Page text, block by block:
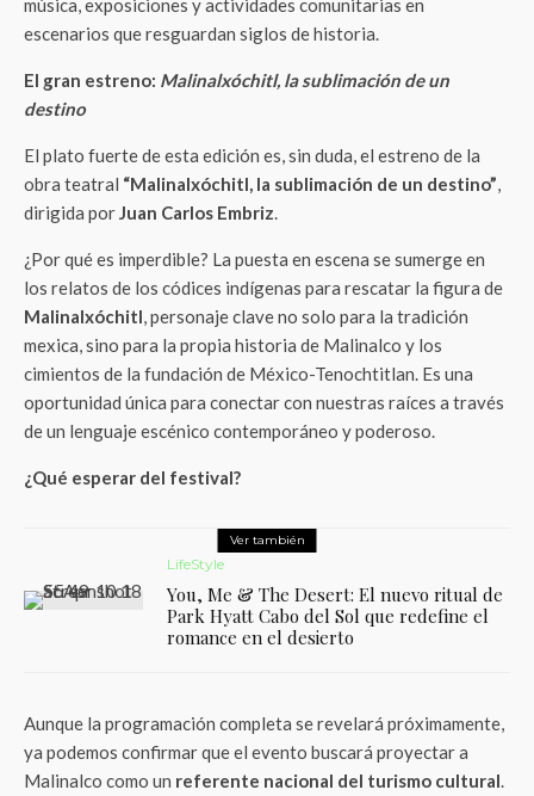
música, exposiciones y actividades comunitarias en
escenarios que resguardan siglos de historia.
El gran estreno: Malinalxóchitl, la sublimación de un
destino
El plato fuerte de esta edición es, sin duda, el estreno de la
obra teatral “Malinalxóchitl, la sublimación de un destino”,
dirigida porJuan Carlos Embriz.
¿Por qué es imperdible? La puesta en escena se sumerge en
los relatos de los códices indígenas para rescatar la figura de
Malinalxóchitl, personaje clave no solo para la tradición
mexica, sino para la propia historia de Malinalco y los
cimientos de la fundación de México-Tenochtitlan. Es una
oportunidad única para conectar con nuestras raíces a través
de un lenguaje escénico contemporáneo y poderoso.
¿Qué esperar del festival?
Ver también
LifeStyle
You, Me & The Desert: El nuevo ritual de
Park Hyatt Cabo del Sol que redefine el
romance en el desierto
Aunque la programación completa se revelará próximamente,
ya podemos confirmar que el evento buscará proyectar a
Malinalco como un referente nacional del turismo cultural.